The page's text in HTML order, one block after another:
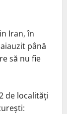
Iran, în
până
să nu fie
de localități